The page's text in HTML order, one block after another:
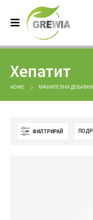
Хепатит
HOME ХРАНИТЕЛНИ ДОБАВКИ
ФИЛТРИРАЙ